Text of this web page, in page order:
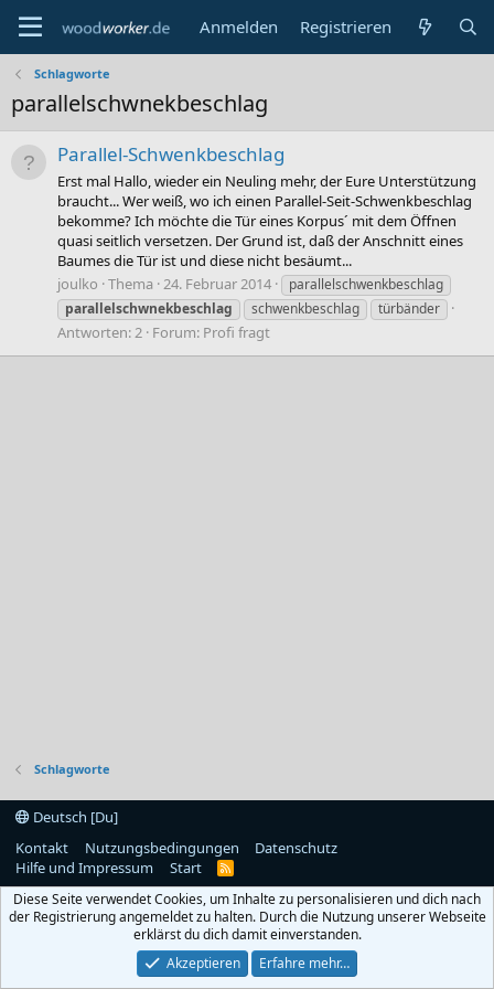
Anmelden Registrieren
Schlagworte
parallelschwnekbeschlag
Parallel-Schwenkbeschlag
Erst mal Hallo, wieder ein Neuling mehr, der Eure Unterstützung
braucht... Wer weiß, wo ich einen Parallel-Seit-Schwenkbeschlag
bekomme? Ich möchte die Tür eines Korpus´ mit dem Öffnen
quasi seitlich versetzen. Der Grund ist, daß der Anschnitt eines
Baumes die Tür ist und diese nicht besäumt...
joulko Thema 24. Februar 2014
parallelschwenkbeschlag
parallelschwnekbeschlag
schwenkbeschlag türbänder
Antworten: 2 Forum: Profi fragt
Schlagworte
Deutsch [Du]
Kontakt
Nutzungsbedingungen
Datenschutz
Hilfe und Impressum
Start
R
S
Diese Seite verwendet Cookies, um Inhalte zu personalisieren und dich nach
der Registrierung angemeldet zu halten. Durch die Nutzung unserer Webseite
erklärst du dich damit einverstanden.
Akzeptieren
Erfahre mehr…